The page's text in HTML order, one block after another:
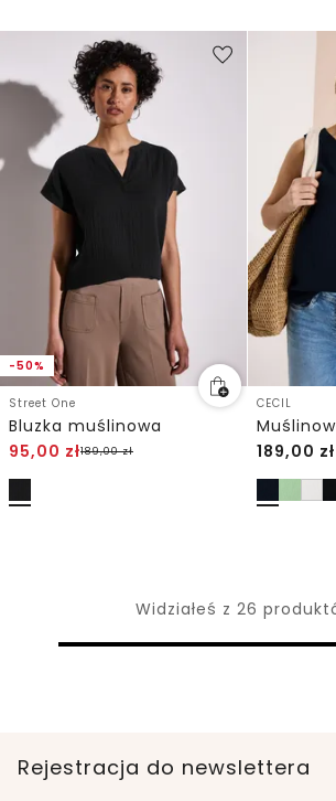
-50%
Street One
Bluzka muślinowa
95,00 zł189,00zł
CECIL
189,00 zł
Widziałeś z 26
Rejestracja do newslettera